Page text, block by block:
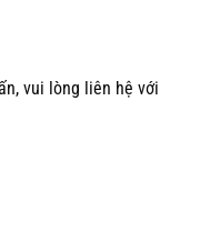
vui lòng liên hệ với